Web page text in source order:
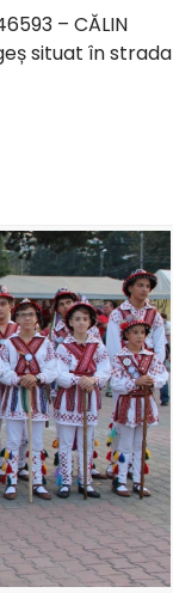
– CĂLIN
situat în strada